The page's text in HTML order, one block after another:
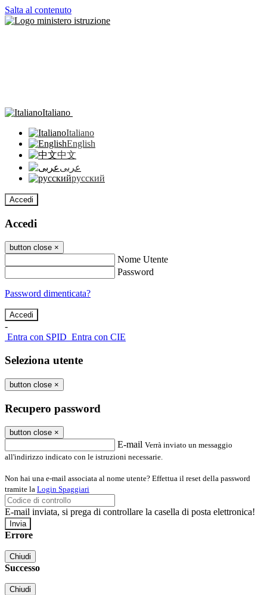
Salta al contenuto
Italiano
Italiano
English
中文
عربى
русский
Accedi
Accedi
button close ×
Nome Utente
Password
Password dimenticata?
-
Entra con SPID Entra con CIE
Seleziona utente
button close ×
Recupero password
button close ×
E-mail Verrà inviato un messaggio
all'indirizzo indicato con le istruzioni necessarie.
Non hai una e-mail associata al nome utente? Effettua il reset della password
tramite la Login Spaggiari
E-mail inviata, si prega di controllare la casella di posta elettronica!
Errore
Chiudi
Successo
Chiudi